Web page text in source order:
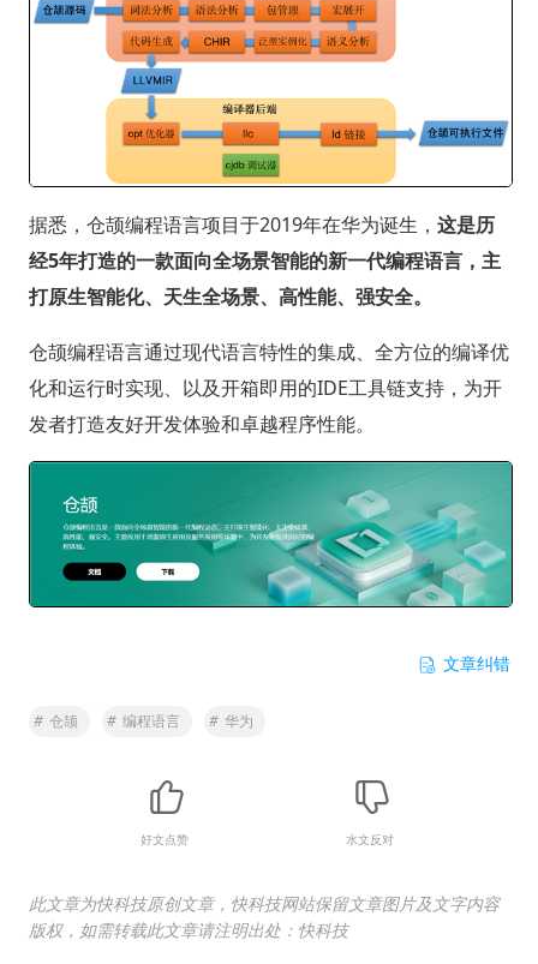
据悉，仓颉编程语言项目于2019年在华为诞生， 这是历
经5年打造的一款面向全场景智能的新一代编程语言，主
打原生智能化、天生全场景、高性能、强安全。
仓颉编程语言通过现代语言特性的集成、全方位的编译优
化和运行时实现、以及开箱即用的IDE工具链支持，为开
发者打造友好开发体验和卓越程序性能。
文章纠错
# 仓颉 # 编程语言 # 华为
好文点赞 水文反对
此文章为快科技原创文章，快科技网站保留文章图片及文字内容
版权，如需转载此文章请注明出处：快科技